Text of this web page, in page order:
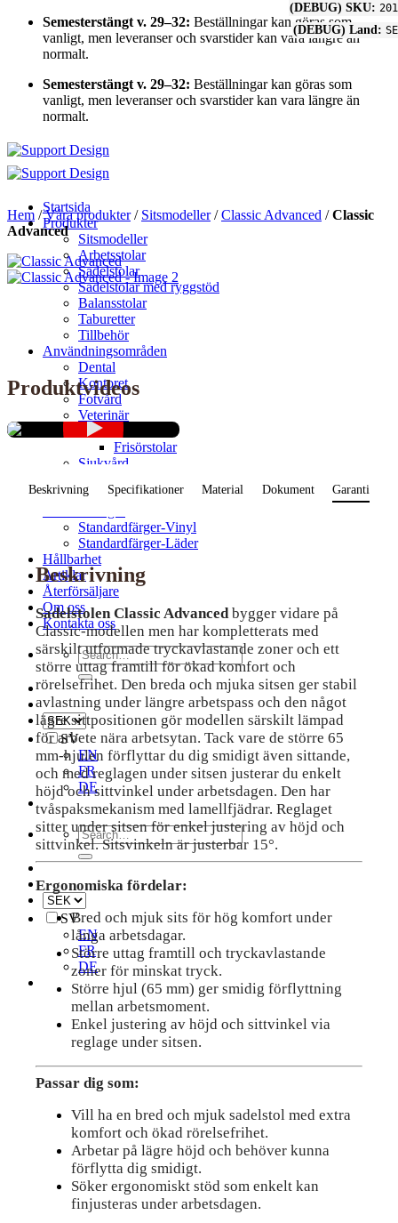
Skip
content
Semesterstängt v. 29–32: Beställningar kan göras som
vanligt, men leveranser och svarstider kan vara längre än
normalt.
Semesterstängt v. 29–32: Beställningar kan göras som
vanligt, men leveranser och svarstider kan vara längre än
normalt.
Startsida
Produkter
Sitsmodeller
Arbetsstolar
Sadelstolar
Sadelstolar med ryggstöd
Balansstolar
Taburetter
Tillbehör
Användningsområden
Dental
Kontoret
Fotvård
Veterinär
Skönhet
Frisörstolar
Sjukvård
Labbstolar
Standardfärger-Vinyl
Standardfärger-Läder
Hållbarhet
Artiklar
Återförsäljare
Om oss
Kontakta oss
Search
for:
SV
EN
FR
DE
Search
for:
SV
EN
FR
DE
Hem /Våra produkter/ Sitsmodeller/Classic Advanced /Classic
Advanced
Produktvideos
Beskrivning Specifikationer Material Dokument Garanti
Beskrivning
Sadelstolen Classic Advanced bygger vidare på
Classic-modellen men har kompletterats med
särskilt utformade tryckavlastande zoner och ett
större uttag framtill för ökad komfort och
rörelsefrihet. Den breda och mjuka sitsen ger stabil
avlastning under längre arbetspass och den något
lägre sittpositionen gör modellen särskilt lämpad
för arbete nära arbetsytan. Tack vare de större 65
mm-hjulen förflyttar du dig smidigt även sittande,
och med reglagen under sitsen justerar du enkelt
höjd och sittvinkel under arbetsdagen. Den har
tvåspaksmekanism med lamellfjädrar. Reglaget
sitter under sitsen för enkel justering av höjd och
sittvinkel. Sitsvinkeln är justerbar 15°.
Ergonomiska fördelar:
Bred och mjuk sits för hög komfort under
långa arbetsdagar.
Större uttag framtill och tryckavlastande
zoner för minskat tryck.
Större hjul (65 mm) ger smidig förflyttning
mellan arbetsmoment.
Enkel justering av höjd och sittvinkel via
reglage under sitsen.
Passar dig som:
Vill ha en bred och mjuk sadelstol med extra
komfort och ökad rörelsefrihet.
Arbetar på lägre höjd och behöver kunna
förflytta dig smidigt.
Söker ergonomiskt stöd som enkelt kan
finjusteras under arbetsdagen.
(DEBUG) SKU: 201
(DEBUG) Land: SE